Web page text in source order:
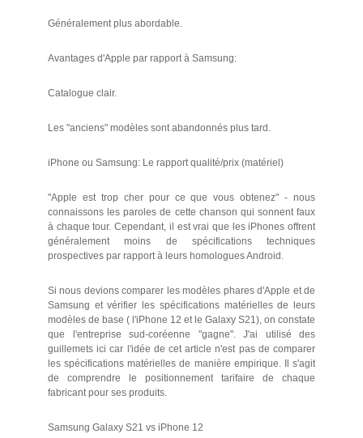
Généralement plus abordable.
Avantages d'Apple par rapport à Samsung:
Catalogue clair.
Les "anciens" modèles sont abandonnés plus tard.
iPhone ou Samsung: Le rapport qualité/prix (matériel)
"Apple est trop cher pour ce que vous obtenez" - nous
connaissons les paroles de cette chanson qui sonnent faux
à chaque tour. Cependant, il est vrai que les iPhones offrent
généralement moins de spécifications techniques
prospectives par rapport à leurs homologues Android.
Si nous devions comparer les modèles phares d'Apple et de
Samsung et vérifier les spécifications matérielles de leurs
modèles de base ( l'iPhone 12 et le Galaxy S21), on constate
que l'entreprise sud-coréenne "gagne". J'ai utilisé des
guillemets ici car l'idée de cet article n'est pas de comparer
les spécifications matérielles de manière empirique. Il s'agit
de comprendre le positionnement tarifaire de chaque
fabricant pour ses produits.
Samsung Galaxy S21 vs iPhone 12